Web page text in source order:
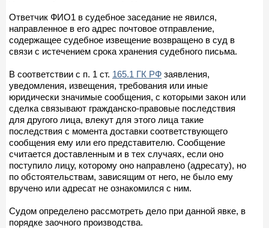
Ответчик ФИО1 в судебное заседание не явился,
направленное в его адрес почтовое отправление,
содержащее судебное извещение возвращено в суд в
связи с истечением срока хранения судебного письма.
В соответствии с п. 1 ст. 165.1 ГК РФ заявления,
уведомления, извещения, требования или иные
юридически значимые сообщения, с которыми закон или
сделка связывают гражданско-правовые последствия
для другого лица, влекут для этого лица такие
последствия с момента доставки соответствующего
сообщения ему или его представителю. Сообщение
считается доставленным и в тех случаях, если оно
поступило лицу, которому оно направлено (адресату), но
по обстоятельствам, зависящим от него, не было ему
вручено или адресат не ознакомился с ним.
Судом определено рассмотреть дело при данной явке, в
порядке заочного производства.